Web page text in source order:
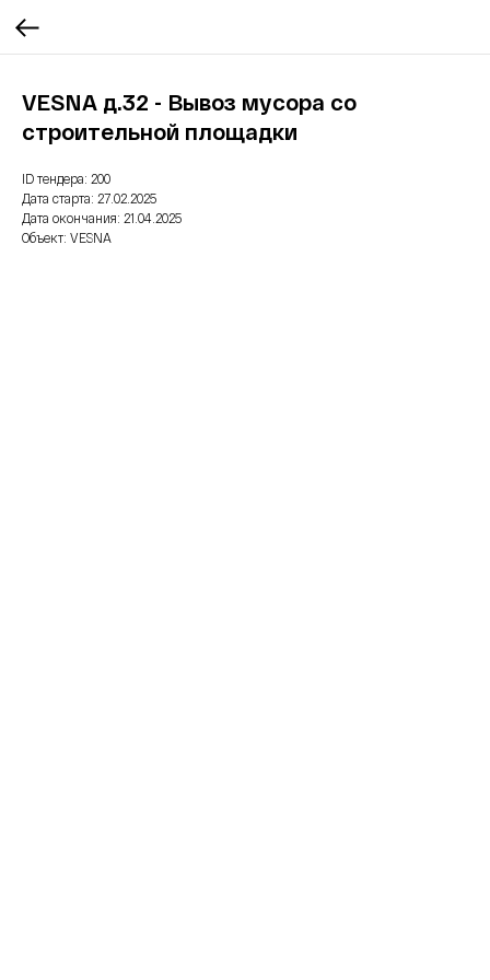
VESNA д.32 - Вывоз мусора со
строительной площадки
ID тендера: 200
Дата старта: 27.02.2025
Дата окончания: 21.04.2025
Объект: VESNA